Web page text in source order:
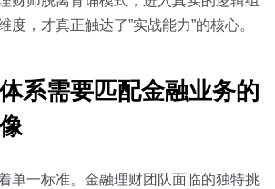
度，才真正触达了”实战能力”的核心。
系需要匹配金融业务的
单一标准。金融理财团队面临的独特挑